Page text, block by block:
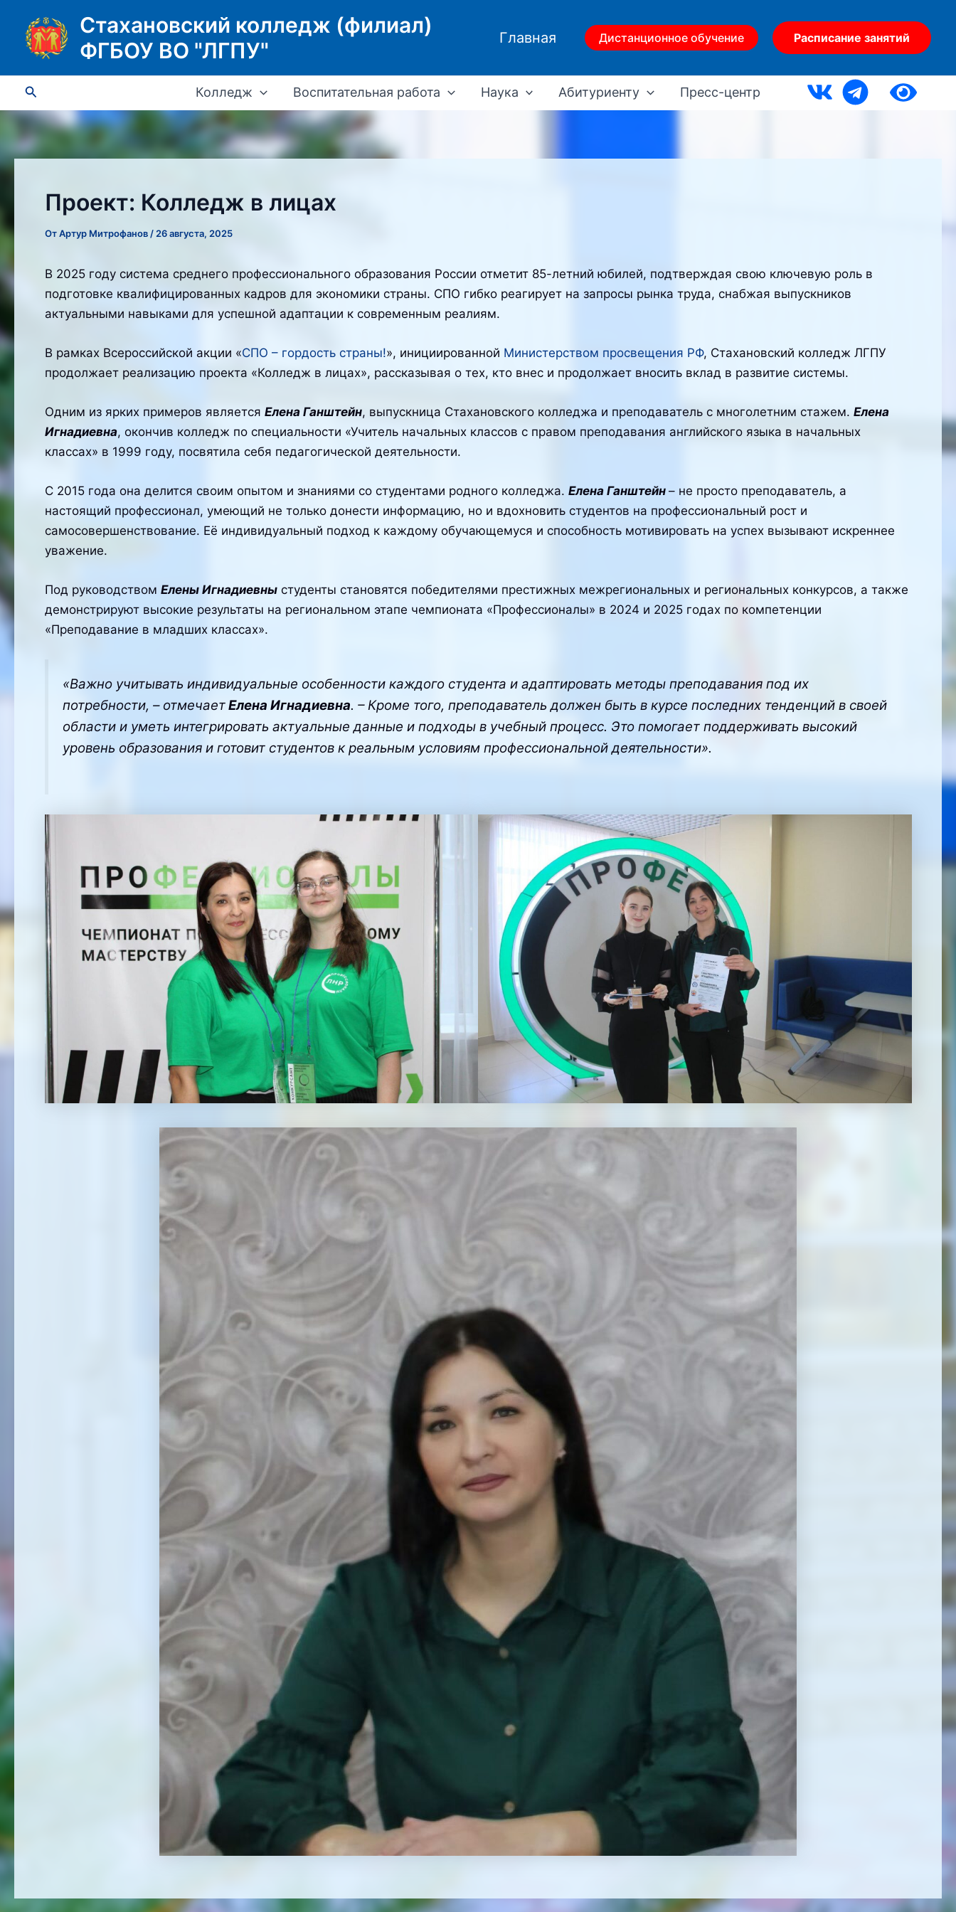
содержимому
Стахановский колледж (филиал)
ФГБОУ ВО "ЛГПУ"
Главная Дистанционное обучение Расписание занятий
Поиск Колледж Воспитательная работа Наука Абитуриенту Пресс-центр
Проект: Колледж в лицах
ОтАртур Митрофанов / 26 августа, 2025
В 2025 году система среднего профессионального образования России отметит 85-летний юбилей, подтверждая свою ключевую роль в
подготовке квалифицированных кадров для экономики страны. СПО гибко реагирует на запросы рынка труда, снабжая выпускников
актуальными навыками для успешной адаптации к современным реалиям.
В рамках Всероссийской акции «СПО – гордость страны!», инициированной Министерством просвещения РФ, Стахановский колледж ЛГПУ
продолжает реализацию проекта «Колледж в лицах», рассказывая о тех, кто внес и продолжает вносить вклад в развитие системы.
Одним из ярких примеров является Елена Ганштейн, выпускница Стахановского колледжа и преподаватель с многолетним стажем. Елена
Игнадиевна, окончив колледж по специальности «Учитель начальных классов с правом преподавания английского языка в начальных
классах» в 1999 году, посвятила себя педагогической деятельности.
С 2015 года она делится своим опытом и знаниями со студентами родного колледжа. Елена Ганштейн – не просто преподаватель, а
настоящий профессионал, умеющий не только донести информацию, но и вдохновить студентов на профессиональный рост и
самосовершенствование. Её индивидуальный подход к каждому обучающемуся и способность мотивировать на успех вызывают искреннее
уважение.
Под руководством Елены Игнадиевныстуденты становятся победителями престижных межрегиональных и региональных конкурсов, а также
демонстрируют высокие результаты на региональном этапе чемпионата «Профессионалы» в 2024 и 2025 годах по компетенции
«Преподавание в младших классах».
«Важно учитывать индивидуальные особенности каждого студента и адаптировать методы преподавания под их
потребности, – отмечаетЕлена Игнадиевна. – Кроме того, преподаватель должен быть в курсе последних тенденций в своей
области и уметь интегрировать актуальные данные и подходы в учебный процесс. Это помогает поддерживать высокий
уровень образования и готовит студентов к реальным условиям профессиональной деятельности».